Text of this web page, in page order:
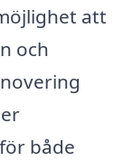
att
och
både